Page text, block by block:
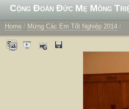
Cộng Đoàn Đức Mẹ Mông
Home / Mừng Các Em Tốt Nghiệp 2014 /